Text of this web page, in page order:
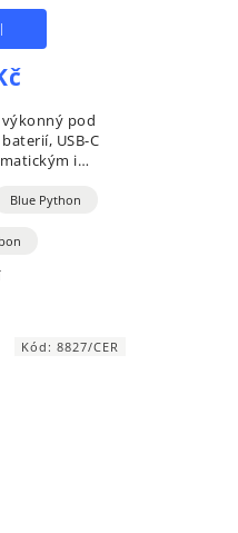
výkonný pod
USB-C
i
mesh
Blue Python
Kód:8827/CER